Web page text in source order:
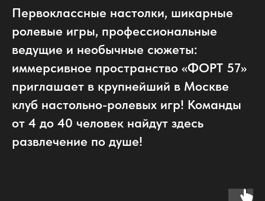
Первоклассные настолки, шикарные
ролевые игры, профессиональные
ведущие и необычные сюжеты:
иммерсивное пространство «ФОРТ 57»
приглашает в крупнейший в Москве
клуб настольно-ролевых игр! Команды
от 4 до 40 человек найдут здесь
развлечение по душе!